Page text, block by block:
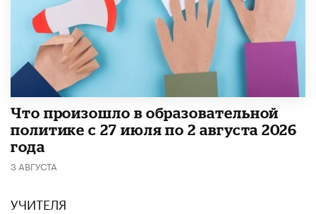
​Что произошло в образовательной
политике с 27 июля по 2 августа 2026
года
3 АВГУСТА
УЧИТЕЛЯ